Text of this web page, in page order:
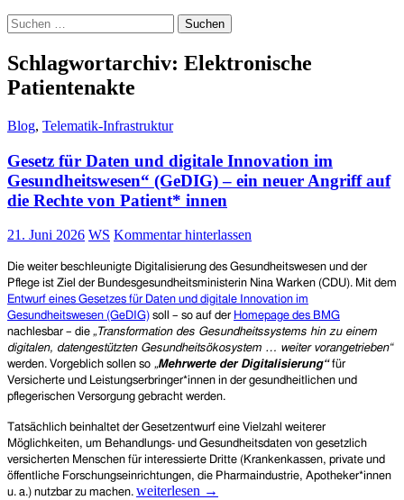
Suchen
nach:
Schlagwortarchiv: Elektronische
Patientenakte
Blog, Telematik-Infrastruktur
Gesetz für Daten und digitale Innovation im
Gesundheitswesen“ (GeDIG) – ein neuer Angriff auf
die Rechte von Patient* innen
21. Juni 2026 WS Kommentar hinterlassen
Die weiter beschleunigte Digitalisierung des Gesundheitswesen und der
Pflege ist Ziel der Bundesgesundheitsministerin Nina Warken (CDU). Mit dem
Entwurf eines Gesetzes für Daten und digitale Innovation im
Gesundheitswesen (GeDIG) soll – so auf der Homepage des BMG
nachlesbar – die „Transformation des Gesundheitssystems hin zu einem
digitalen, datengestützten Gesundheitsökosystem … weiter vorangetrieben“
werden. Vorgeblich sollen so „Mehrwerte der Digitalisierung“für
Versicherte und Leistungserbringer*innen in der gesundheitlichen und
pflegerischen Versorgung gebracht werden.
Tatsächlich beinhaltet der Gesetzentwurf eine Vielzahl weiterer
Möglichkeiten, um Behandlungs- und Gesundheitsdaten von gesetzlich
versicherten Menschen für interessierte Dritte (Krankenkassen, private und
öffentliche Forschungseinrichtungen, die Pharmaindustrie, Apotheker*innen
u. a.) nutzbar zu machen. Gesetz
weiterlesen →